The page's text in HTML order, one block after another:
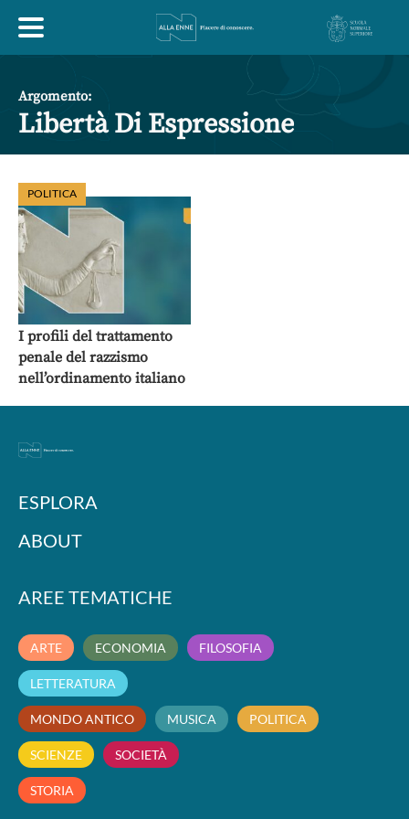
ESPLORA
ABOUT
ARTE
LETTERATURA MONDO ANTICO
POLITICA SCIENZE
Argomento:
Libertà Di Espressione
POLITICA
I profili del trattamento
penale del razzismo
nell’ordinamento italiano
ESPLORA
ABOUT
AREE TEMATICHE
ARTE ECONOMIA FILOSOFIA
LETTERATURA
MONDO ANTICO MUSICA POLITICA
SCIENZE SOCIETÀ
STORIA